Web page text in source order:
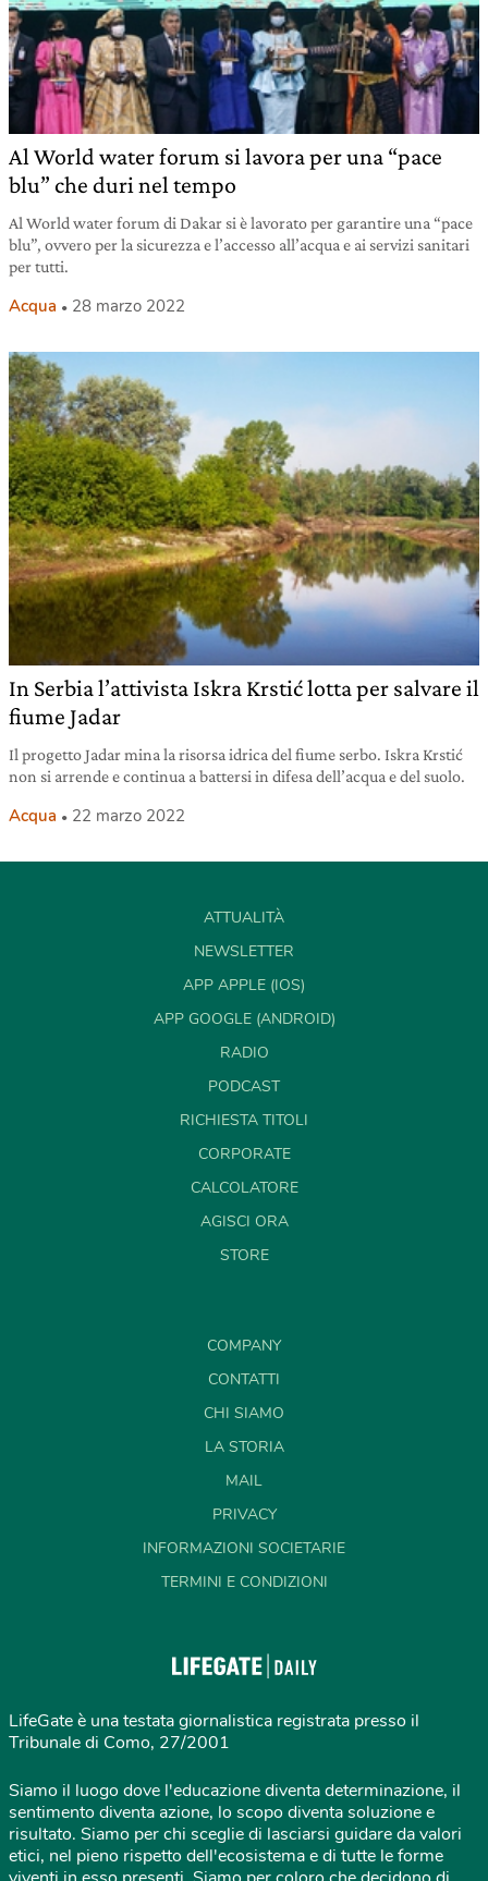
Al World water forum si lavora per una “pace
blu” che duri nel tempo
Al World water forum di Dakar si è lavorato per garantire una “pace
blu”, ovvero per la sicurezza e l’accesso all’acqua e ai servizi sanitari
per tutti.
Acqua 28 marzo 2022
In Serbia l’attivista Iskra Krstić lotta per salvare il
fiume Jadar
Il progetto Jadar mina la risorsa idrica del fiume serbo. Iskra Krstić
non si arrende e continua a battersi in difesa dell’acqua e del suolo.
Acqua 22 marzo 2022
ATTUALITÀ
NEWSLETTER
APP APPLE (IOS)
APP GOOGLE (ANDROID)
RADIO
PODCAST
RICHIESTA TITOLI
CORPORATE
CALCOLATORE
AGISCI ORA
STORE
COMPANY
CONTATTI
CHI SIAMO
LA STORIA
MAIL
PRIVACY
INFORMAZIONI SOCIETARIE
TERMINI E CONDIZIONI
LifeGate è una testata giornalistica registrata presso il
Tribunale di Como, 27/2001
Siamo il luogo dove l'educazione diventa determinazione, il
sentimento diventa azione, lo scopo diventa soluzione e
risultato. Siamo per chi sceglie di lasciarsi guidare da valori
etici, nel pieno rispetto dell'ecosistema e di tutte le forme